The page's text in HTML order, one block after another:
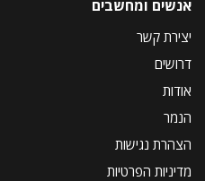
אנשים ומחשבים
יצירת קשר
דרושים
אודות
הנמר
הצהרת נגישות
מדיניות הפרטיות